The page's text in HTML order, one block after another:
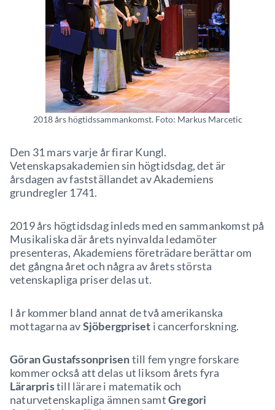
2018 års högtidssammankomst. Foto: Markus Marcetic
Den 31 mars varje år firar Kungl.
Vetenskapsakademien sin högtidsdag, det är
årsdagen av fastställandet av Akademiens
grundregler 1741.
2019 års högtidsdag inleds med en sammankomst på
Musikaliska där årets nyinvalda ledamöter
presenteras, Akademiens företrädare berättar om
det gångna året och några av årets största
vetenskapliga priser delas ut.
I år kommer bland annat de två amerikanska
mottagarna avSjöbergpriset i cancerforskning.
Göran Gustafssonprisentill fem yngre forskare
kommer också att delas ut liksom årets fyra
Lärarpristill lärare i matematik och
naturvetenskapliga ämnen samtGregori